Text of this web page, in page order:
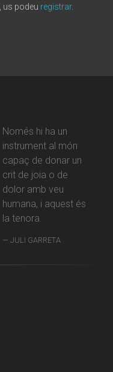
us podeu registrar.
Només hi ha un
instrument al món
capaç de donar un
crit de joia o de
dolor amb veu
humana, i aquest és
la tenora.
JULI GARRETA